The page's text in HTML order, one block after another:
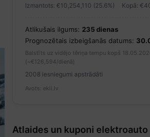
Izmantots: €10,254,110 (25.6%) Kopā:
Atlikušais ilgums: 235 dienas
Prognozētais izbeigšanās datums:
Balstīts uz vidējo tēriņa tempu kopš
(~€126,594/dienā)
2008 iesniegumi apstrādāti
Avots: ekii.lv
Atlaides un kuponi elektroauto